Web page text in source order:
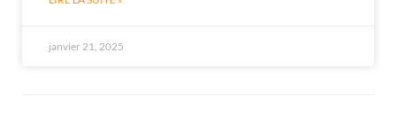
janvier 21, 2025